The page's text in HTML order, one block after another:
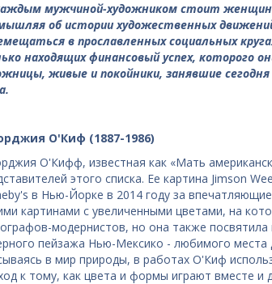
мужчиной-художником стоит
об истории художественных
в прославленных социальных
находящих финансовый успех,
живые и покойники, занявшие
О'Киф (1887-1986)
О'Кифф, известная как «Мать
этого списка. Ее картина Jimson
в Нью-Йорке в 2014 году за
картинами с увеличенными цветами, на
модернистов, но она также
пейзажа Нью-Мексико - любимого
в мир природы, в работах О'Киф
к тому, как цвета и формы играют вместе и